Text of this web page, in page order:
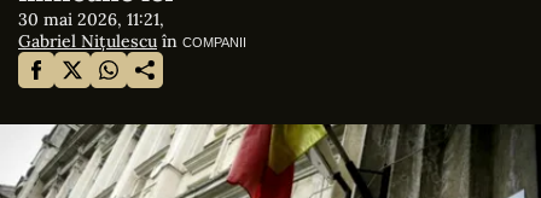
30 mai 2026, 11:21,
Gabriel Nițulescu în COMPANII